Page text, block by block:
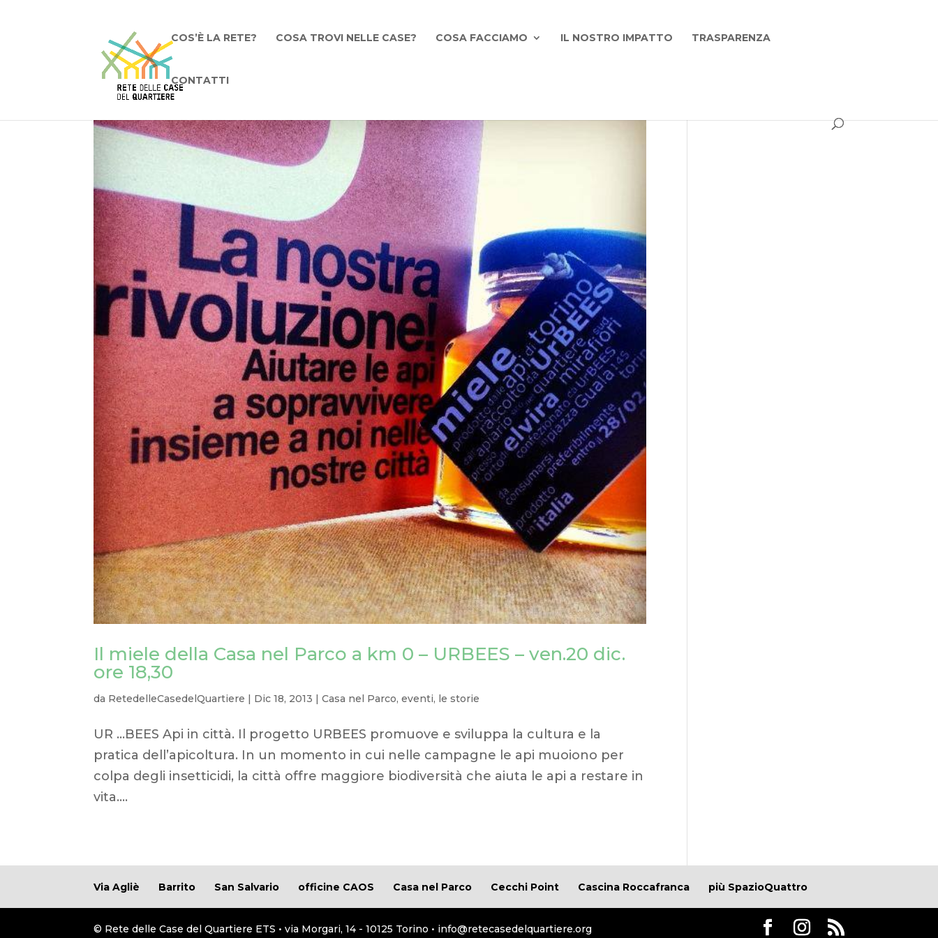
COS’È LA RETE? COSA TROVI NELLE CASE? COSA FACCIAMO IL NOSTRO IMPATTO TRASPARENZA
CONTATTI
Il miele della Casa nel Parco a km 0 – URBEES – ven.20 dic.
ore 18,30
da RetedelleCasedelQuartiere | Dic 18, 2013 |Casa nel Parco,eventi, le storie
UR …BEES Api in città. Il progetto URBEES promuove e sviluppa la cultura e la
pratica dell’apicoltura. In un momento in cui nelle campagne le api muoiono per
colpa degli insetticidi, la città offre maggiore biodiversità che aiuta le api a restare in
vita....
Via Agliè Barrito San Salvario officine CAOS Casa nel Parco Cecchi Point Cascina Roccafranca più SpazioQuattro
© Rete delle Case del Quartiere ETS • via Morgari, 14 - 10125 Torino • info@retecasedelquartiere.org